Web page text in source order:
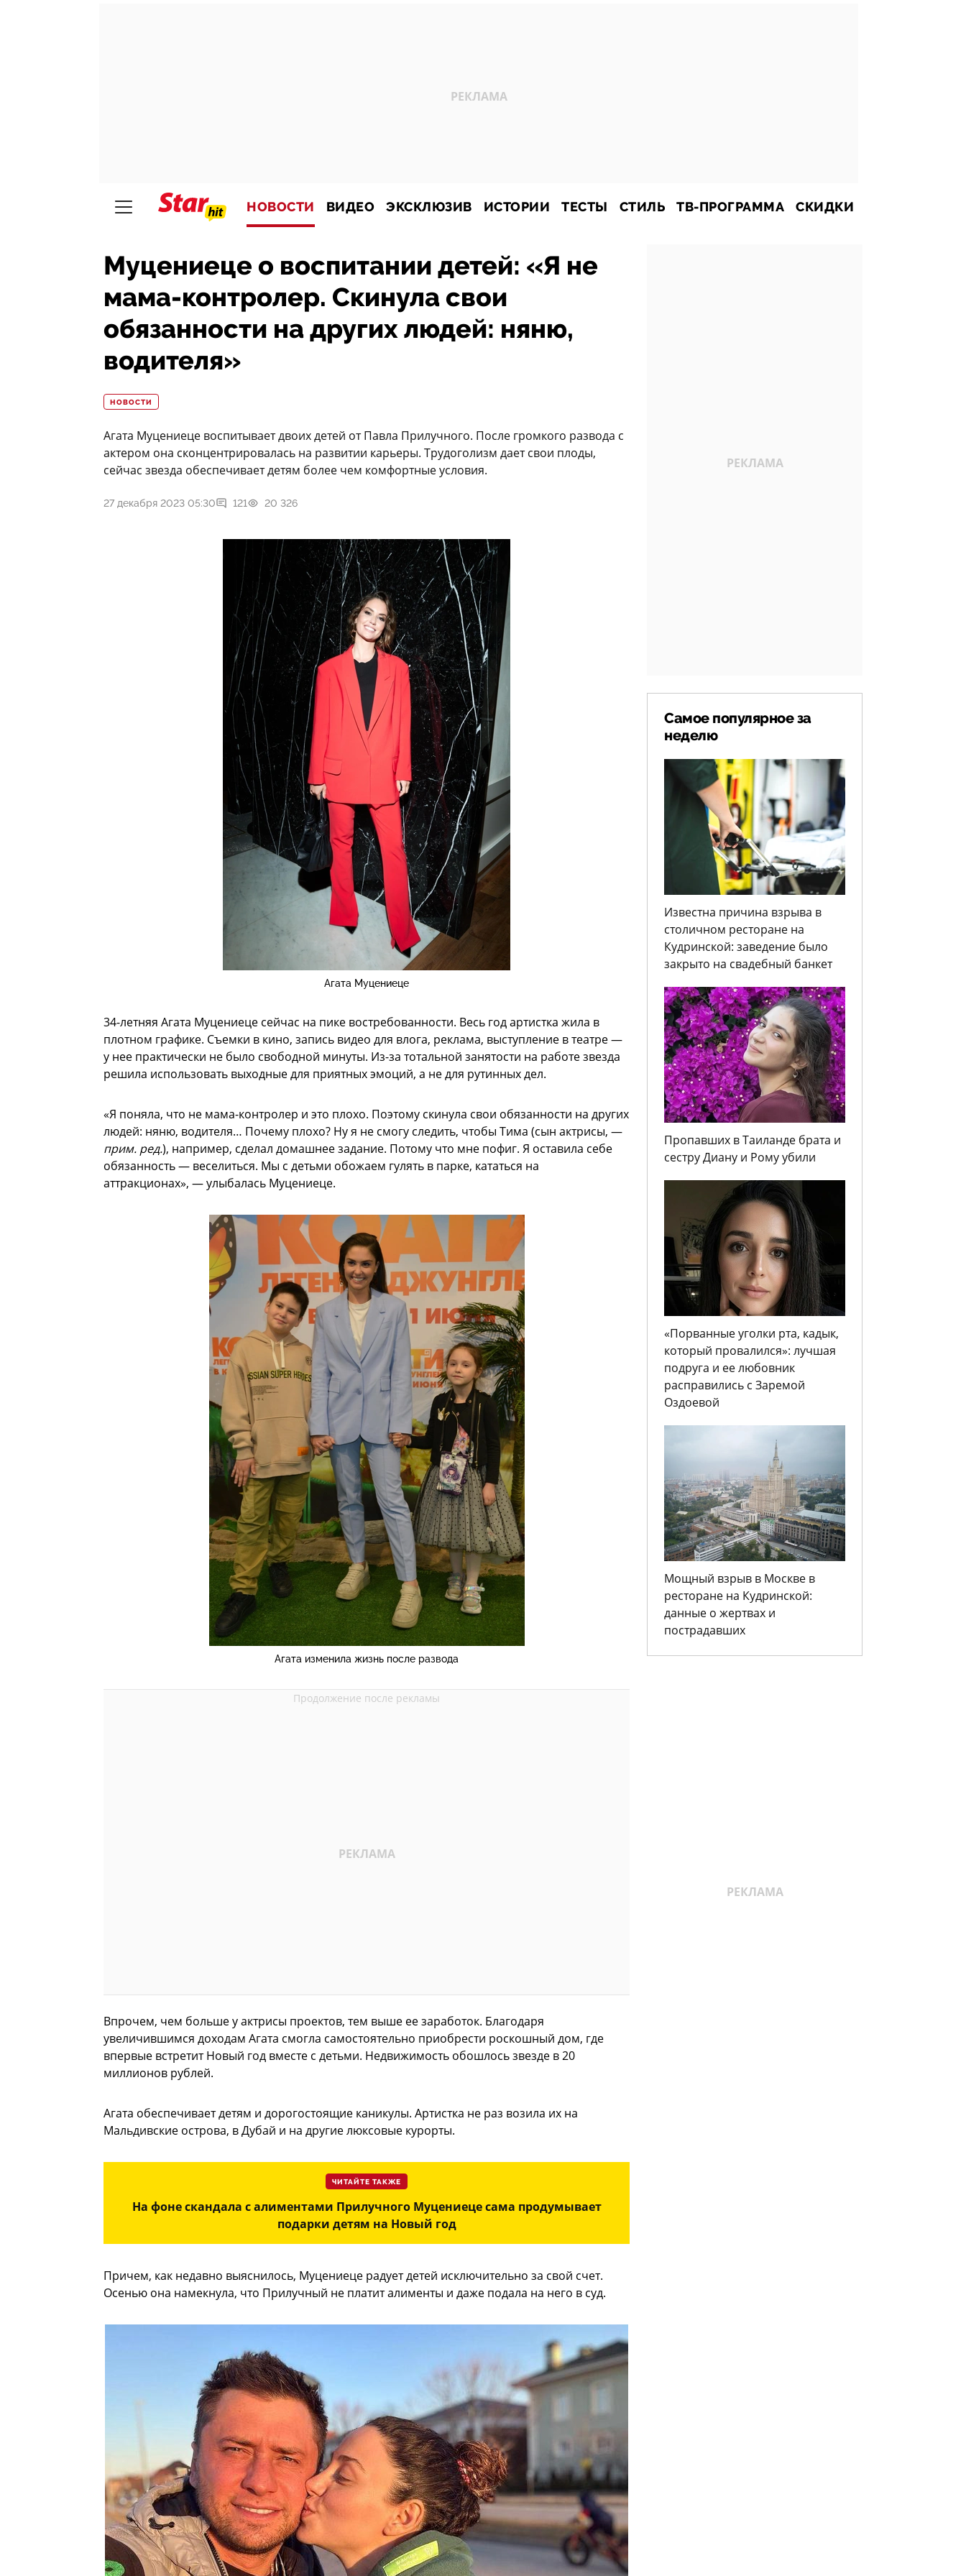
НОВОСТИ ВИДЕО ЭКСКЛЮЗИВ ИСТОРИИ ТЕСТЫ СТИЛЬ ТВ-ПРОГРАММА СКИДКИ
Муцениеце о воспитании детей: «Я не
мама-контролер. Скинула свои
обязанности на других людей: няню,
водителя»
НОВОСТИ
Агата Муцениеце воспитывает двоих детей от Павла Прилучного. После громкого развода с
актером она сконцентрировалась на развитии карьеры. Трудоголизм дает свои плоды,
сейчас звезда обеспечивает детям более чем комфортные условия.
27 декабря 2023 05:30 121 20 326
Агата Муцениеце
34-летняя Агата Муцениеце сейчас на пике востребованности. Весь год артистка жила в
плотном графике. Съемки в кино, запись видео для влога, реклама, выступление в театре —
у нее практически не было свободной минуты. Из-за тотальной занятости на работе звезда
решила использовать выходные для приятных эмоций, а не для рутинных дел.
«Я поняла, что не мама-контролер и это плохо. Поэтому скинула свои обязанности на других
людей: няню, водителя… Почему плохо? Ну я не смогу следить, чтобы Тима (сын актрисы, —
прим. ред.), например, сделал домашнее задание. Потому что мне пофиг. Я оставила себе
обязанность — веселиться. Мы с детьми обожаем гулять в парке, кататься на
аттракционах», — улыбалась Муцениеце.
Агата изменила жизнь после развода
Впрочем, чем больше у актрисы проектов, тем выше ее заработок. Благодаря
увеличившимся доходам Агата смогла самостоятельно приобрести роскошный дом, где
впервые встретит Новый год вместе с детьми. Недвижимость обошлось звезде в 20
миллионов рублей.
Агата обеспечивает детям и дорогостоящие каникулы. Артистка не раз возила их на
Мальдивские острова, в Дубай и на другие люксовые курорты.
ЧИТАЙТЕ ТАКЖЕ
На фоне скандала с алиментами Прилучного Муцениеце сама продумывает
подарки детям на Новый год
Причем, как недавно выяснилось, Муцениеце радует детей исключительно за свой счет.
Осенью она намекнула, что Прилучный не платит алименты и даже подала на него в суд.
Самое популярное за
неделю
Известна причина взрыва в
столичном ресторане на
Кудринской: заведение было
закрыто на свадебный банкет
Пропавших в Таиланде брата и
сестру Диану и Рому убили
«Порванные уголки рта, кадык,
который провалился»: лучшая
подруга и ее любовник
расправились с Заремой
Оздоевой
Мощный взрыв в Москве в
ресторане на Кудринской:
данные о жертвах и
пострадавших